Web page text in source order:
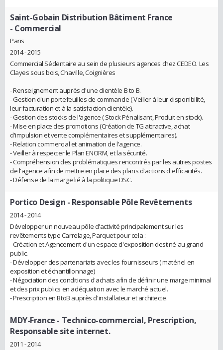
Saint-Gobain Distribution Bâtiment France
- Commercial
Paris
2014 - 2015
Commercial Sédentaire au sein de plusieurs agences chez CEDEO. Les
Clayes sous bois, Chaville, Coignières
- Renseignement auprès d'une clientèle B to B.
- Gestion d'un portefeuilles de commande ( Veiller à leur disponibilité,
leur facturation et à la satisfaction clientèle).
- Gestion des stocks de l'agence ( Stock Pénalisant, Produit en stock).
- Mise en place des promotions (Création de TG attractive, achat
d'impulsion et vente complémentaires et supplémentaires).
- Relation commercial et animation de l'agence.
- Veiller à respecter le Plan ENORM, et la sécurité.
- Compréhension des problématiques rencontrés par les autres postes
de l'agence afin de mettre en place des plans d'actions d'efficacités.
- Défense de la marge lié à la politique DSC.
Portico Design - Responsable Pôle Revêtements
2014 - 2014
Développer un nouveau pôle d'activité principalement sur les
revêtements type Carrelage, Parquet pour cela :
- Création et Agencement d'un espace d'exposition destiné au grand
public.
- Développer des partenariats avec les fournisseurs ( matériel en
exposition et échantillonnage)
- Négociation des conditions d'achats afin de définir une marge minimal
et des prix publics en adéquation avec le marché actuel.
- Prescription en BtoB auprès d'installateur et architecte.
MDY-France - Technico-commercial, Prescription,
Responsable site internet.
2011 - 2014